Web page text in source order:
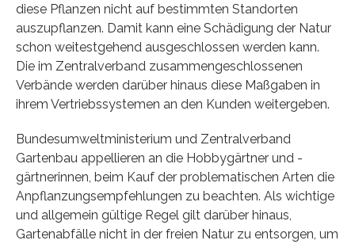
diese Pflanzen nicht auf bestimmten Standorten
auszupflanzen. Damit kann eine Schädigung der Natur
schon weitestgehend ausgeschlossen werden kann.
Die im Zentralverband zusammengeschlossenen
Verbände werden darüber hinaus diese Maßgaben in
ihrem Vertriebssystemen an den Kunden weitergeben.
Bundesumweltministerium und Zentralverband
Gartenbau appellieren an die Hobbygärtner und -
gärtnerinnen, beim Kauf der problematischen Arten die
Anpflanzungsempfehlungen zu beachten. Als wichtige
und allgemein gültige Regel gilt darüber hinaus,
Gartenabfälle nicht in der freien Natur zu entsorgen, um